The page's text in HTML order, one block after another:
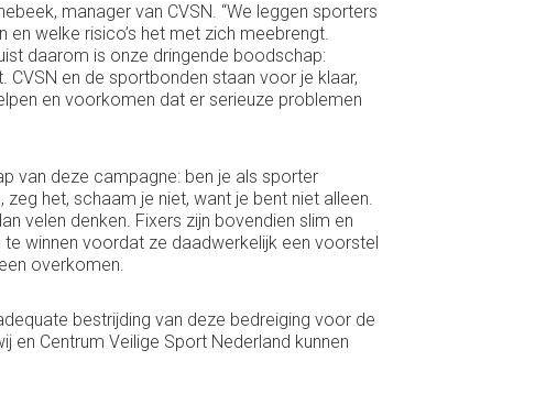
manager van CVSN. “We leggen sporters
welke risico’s het met zich meebrengt.
daarom is onze dringende boodschap:
en de sportbonden staan voor je klaar,
en voorkomen dat er serieuze problemen
van deze campagne: ben je als sporter
het, schaam je niet, want je bent niet alleen.
velen denken. Fixers zijn bovendien slim en
winnen voordat ze daadwerkelijk een voorstel
overkomen.
bestrijding van deze bedreiging voor de
en Centrum Veilige Sport Nederland kunnen